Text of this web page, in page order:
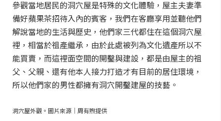
參觀當地居民的洞穴屋是特殊的文化體驗，屋主夫妻準
備好蘋果茶招待入內的賓客，我們在客廳享用並聽他們
解說當地的生活與歷史，他們家三代都住在這個洞穴屋
裡，相當於祖產繼承，由於此處被列為文化遺產所以不
能買賣，而這裡面空間的開鑿與建設，都是由屋主的祖
父、父親、還有他本人接力打造才有目前的居住環境，
所以他們家的男性都擁有洞穴開鑿建屋的技藝。
洞穴屋外觀。圖片來源｜周有煦提供